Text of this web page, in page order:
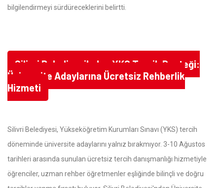
bilgilendirmeyi sürdüreceklerini belirtti.
Silivri Belediyesi'nden YKS Tercih Desteği:
Üniversite Adaylarına Ücretsiz Rehberlik
Hizmeti
Silivri Belediyesi, Yükseköğretim Kurumları Sınavı (YKS) tercih
döneminde üniversite adaylarını yalnız bırakmıyor. 3-10 Ağustos
tarihleri arasında sunulan ücretsiz tercih danışmanlığı hizmetiyle
öğrenciler, uzman rehber öğretmenler eşliğinde bilinçli ve doğru